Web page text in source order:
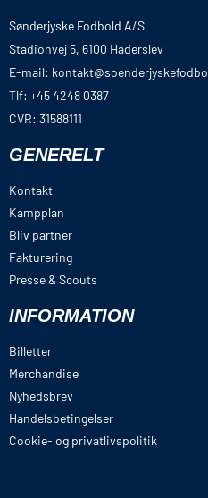
Sønderjyske Fodbold A/S
Stadionvej 5, 6100 Haderslev
E-mail:
Tlf: +45 4248 0387
CVR: 31588111
GENERELT
Kontakt
Kampplan
Bliv partner
Fakturering
Presse & Scouts
INFORMATION
Billetter
Merchandise
Nyhedsbrev
Handelsbetingelser
Cookie- og privatlivspolitik